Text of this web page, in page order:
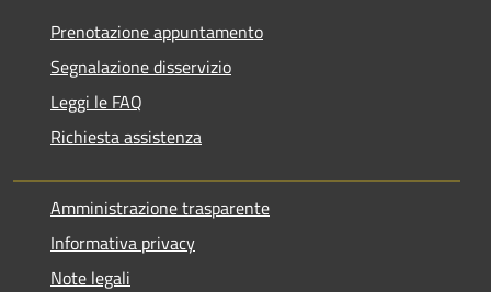
Prenotazione appuntamento
Segnalazione disservizio
Leggi le FAQ
Richiesta assistenza
Amministrazione trasparente
Informativa privacy
Note legali